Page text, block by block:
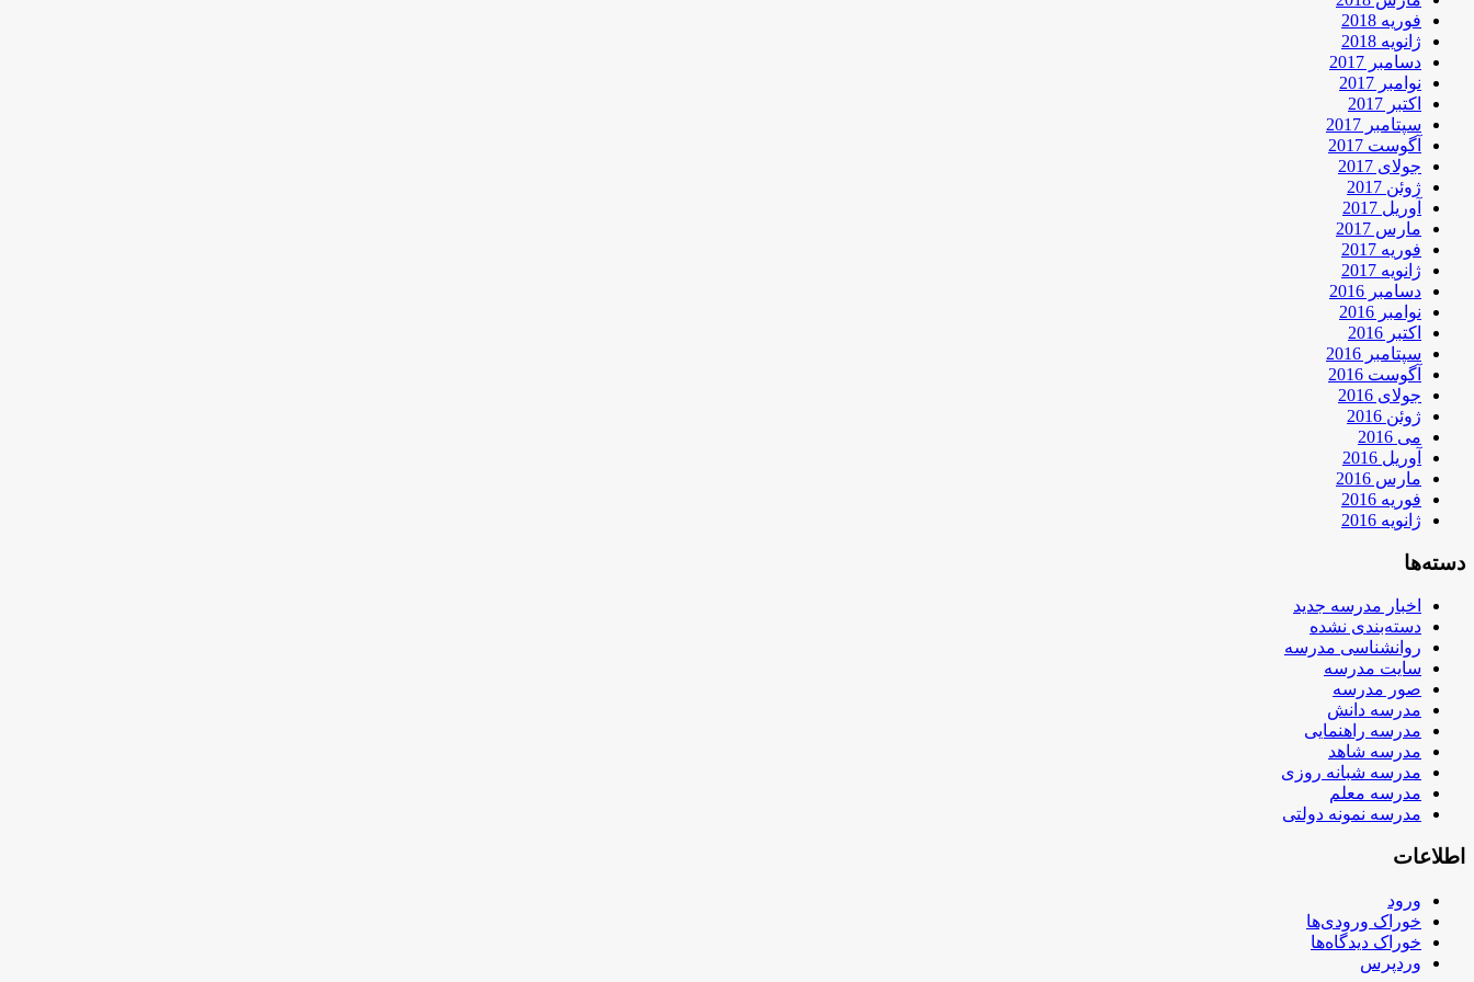
فوریه 2018
ژانویه 2018
دسامبر 2017
نوامبر 2017
اکتبر 2017
سپتامبر 2017
آگوست 2017
جولای 2017
ژوئن 2017
آوریل 2017
مارس 2017
فوریه 2017
ژانویه 2017
دسامبر 2016
نوامبر 2016
اکتبر 2016
سپتامبر 2016
آگوست 2016
جولای 2016
ژوئن 2016
می 2016
آوریل 2016
مارس 2016
فوریه 2016
ژانویه 2016
دسته‌ها
اخبار مدرسه جدید
دسته‌بندی نشده
روانشناسی مدرسه
سایت مدرسه
صور مدرسه
مدرسه دانش
مدرسه راهنمایی
مدرسه شاهد
مدرسه شبانه روزی
مدرسه معلم
مدرسه نمونه دولتی
اطلاعات
ورود
خوراک ورودی‌ها
خوراک دیدگاه‌ها
وردپرس